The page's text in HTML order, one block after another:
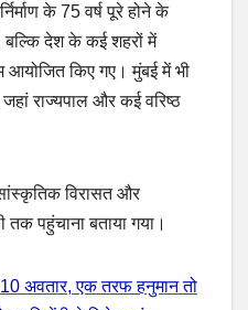
के 75 वर्ष पूरे होने के
बल्कि देश के कई शहरों में
आयोजित किए गए। मुंबई में भी
राज्यपाल और कई वरिष्ठ
विरासत और
तक पहुंचाना बताया गया।
10 अवतार, एक तरफ हनुमान तो